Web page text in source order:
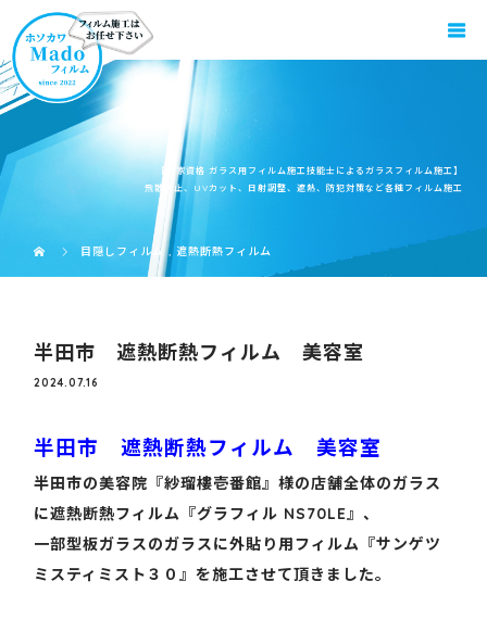
【国家資格 ガラス用フィルム施工技能士によるガラスフィルム施工】
飛散防止、UVカット、日射調整、遮熱、防犯対策など各種フィルム施工
目隠しフィルム , 遮熱断熱フィルム
半田市 遮熱断熱フィルム 美容室
2024.07.16
半田市 遮熱断熱フィルム 美容室
半田市の美容院『紗瑠樓壱番館』様の店舗全体のガラス
に遮熱断熱フィルム『グラフィル NS70LE』、
一部型板ガラスのガラスに外貼り用フィルム『サンゲツ
ミスティミスト３０』を施工させて頂きました。